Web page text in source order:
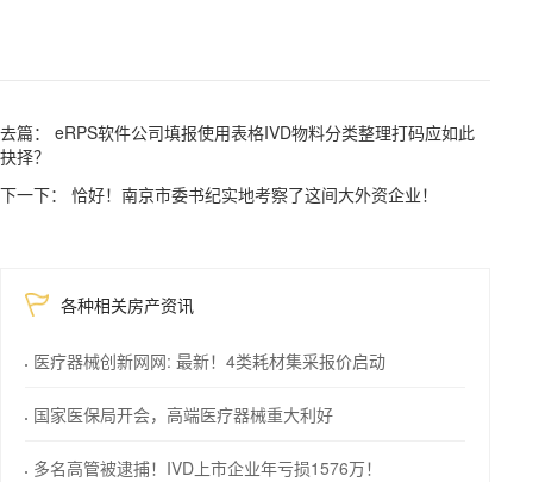
去篇： eRPS软件公司填报使用表格IVD物料分类整理打码应如此
抉择？
下一下： 恰好！南京市委书纪实地考察了这间大外资企业！
各种相关房产资讯
医疗器械创新网网: 最新！4类耗材集采报价启动
国家医保局开会，高端医疗器械重大利好
多名高管被逮捕！IVD上市企业年亏损1576万！